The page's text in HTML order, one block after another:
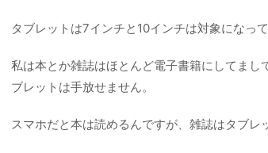
タブレットは7インチと10インチは対象になっ
私は本とか雑誌はほとんど電子書籍にしてま
ブレットは手放せません。
スマホだと本は読めるんですが、雑誌はタブレ